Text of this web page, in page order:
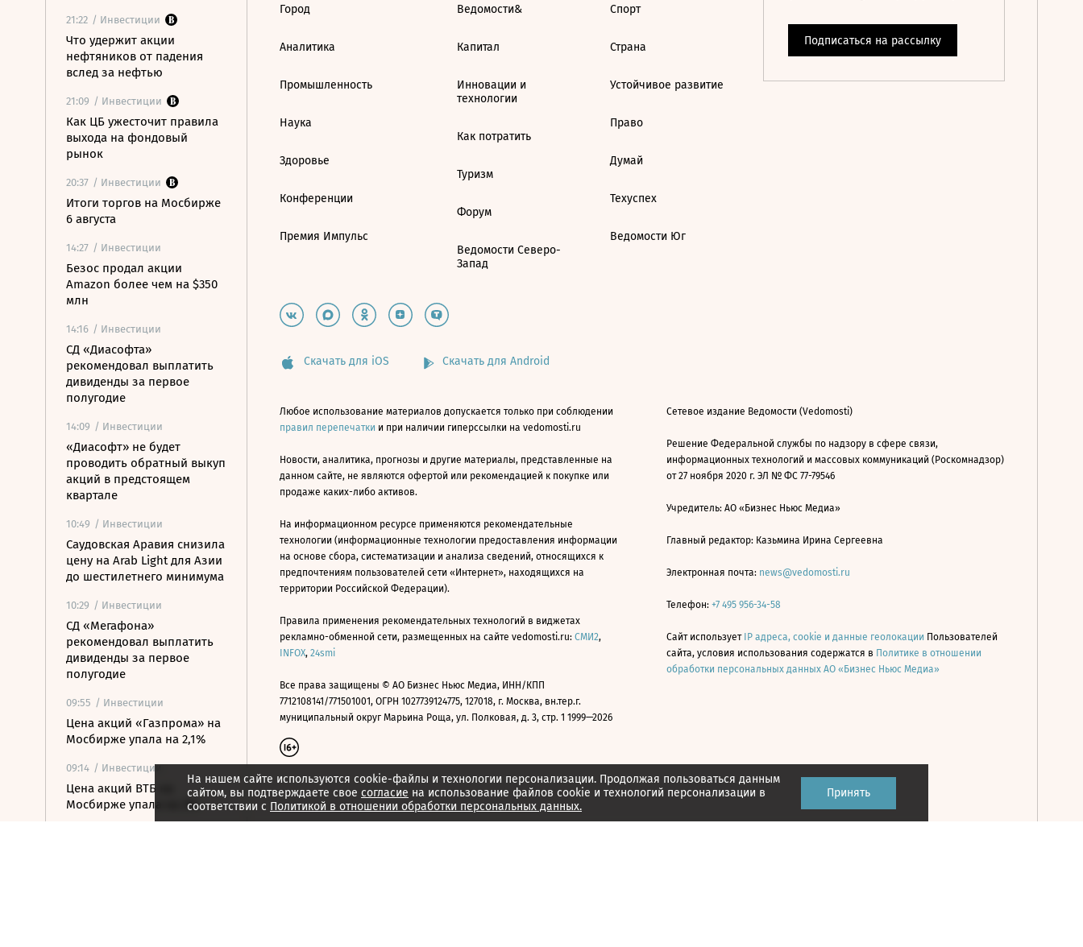
21:22 / Инвестиции
Что удержит акции
нефтяников от падения
вслед за нефтью
21:09 / Инвестиции
Как ЦБ ужесточит правила
выхода на фондовый
рынок
20:37 / Инвестиции
Итоги торгов на Мосбирже
6 августа
14:27 / Инвестиции
Безос продал акции
Amazon более чем на $350
млн
14:16 / Инвестиции
СД «Диасофта»
рекомендовал выплатить
дивиденды за первое
полугодие
14:09 / Инвестиции
«Диасофт» не будет
проводить обратный выкуп
акций в предстоящем
квартале
10:49 / Инвестиции
Саудовская Аравия снизила
цену на Arab Light для Азии
до шестилетнего минимума
10:29 / Инвестиции
СД «Мегафона»
рекомендовал выплатить
дивиденды за первое
полугодие
09:55 / Инвестиции
Цена акций «Газпрома» на
Мосбирже упала на 2,1%
09:14 / Инвестиции
Цена акций ВТБ на
Мосбирже упала на 2%
На нашем сайте используются cookie-файлы и технологии персонализации. Продолжая пользоваться данным
сайтом, вы подтверждаете свое согласие на использование файлов cookie и технологий персонализации в
соответствии с Политикой в отношении обработки персональных данных.
Принять
Город
Аналитика
Промышленность
Наука
Здоровье
Конференции
Премия Импульс
Ведомости&
Капитал
Инновации и
технологии
Как потратить
Туризм
Форум
Ведомости Северо-
Запад
Спорт
Страна
Устойчивое развитие
Право
Думай
Техуспех
Ведомости Юг
Скачать для iOS Скачать для Android
Любое использование материалов допускается только при соблюдении
правил перепечатки и при наличии гиперссылки на vedomosti.ru
Новости, аналитика, прогнозы и другие материалы, представленные на
данном сайте, не являются офертой или рекомендацией к покупке или
продаже каких-либо активов.
На информационном ресурсе применяются рекомендательные
технологии (информационные технологии предоставления информации
на основе сбора, систематизации и анализа сведений, относящихся к
предпочтениям пользователей сети «Интернет», находящихся на
территории Российской Федерации).
Правила применения рекомендательных технологий в виджетах
рекламно-обменной сети, размещенных на сайте vedomosti.ru: СМИ2,
INFOX, 24smi
Все права защищены © АО Бизнес Ньюс Медиа, ИНН/КПП
7712108141/771501001, ОГРН 1027739124775, 127018, г. Москва, вн.тер.г.
муниципальный округ Марьина Роща, ул. Полковая, д. 3, стр. 1 1999—2026
Сетевое издание Ведомости (Vedomosti)
Решение Федеральной службы по надзору в сфере связи,
информационных технологий и массовых коммуникаций (Роскомнадзор)
от 27 ноября 2020 г. ЭЛ № ФС 77-79546
Учредитель: АО «Бизнес Ньюс Медиа»
Главный редактор: Казьмина Ирина Сергеевна
Электронная почта: news@vedomosti.ru
Телефон: +7 495 956-34-58
Сайт использует IP адреса, cookie и данные геолокации Пользователей
сайта, условия использования содержатся в Политике в отношении
обработки персональных данных АО «Бизнес Ньюс Медиа»